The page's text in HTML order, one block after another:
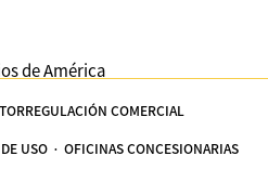
de América
COMERCIAL
USO OFICINAS CONCESIONARIAS